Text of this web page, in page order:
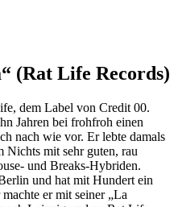
(Rat Life Records)
dem Label von Credit 00.
Jahren bei frohfroh einen
nach wie vor. Er lebte damals
Nichts mit sehr guten, rau
und Breaks-Hybriden.
und hat mit Hundert ein
er mit seiner „La